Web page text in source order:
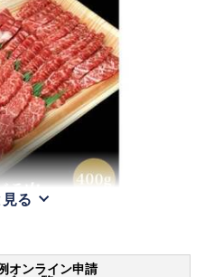
る
オンライン申請